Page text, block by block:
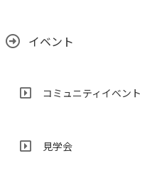
イベント
コミュニティイベント
見学会